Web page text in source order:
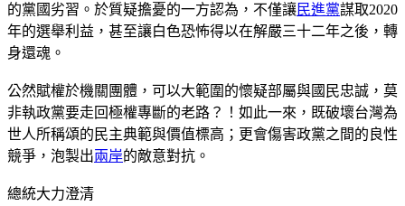
的黨國劣習。於質疑擔憂的一方認為，不僅讓民進黨謀取2020
年的選舉利益，甚至讓白色恐怖得以在解嚴三十二年之後，轉
身還魂。
公然賦權於機關團體，可以大範圍的懷疑部屬與國民忠誠，莫
非執政黨要走回極權專斷的老路？！如此一來，既破壞台灣為
世人所稱頌的民主典範與價值標高；更會傷害政黨之間的良性
競爭，泡製出兩岸的敵意對抗。
總統大力澄清